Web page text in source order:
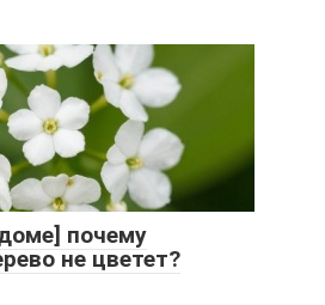
почему
не цветет?